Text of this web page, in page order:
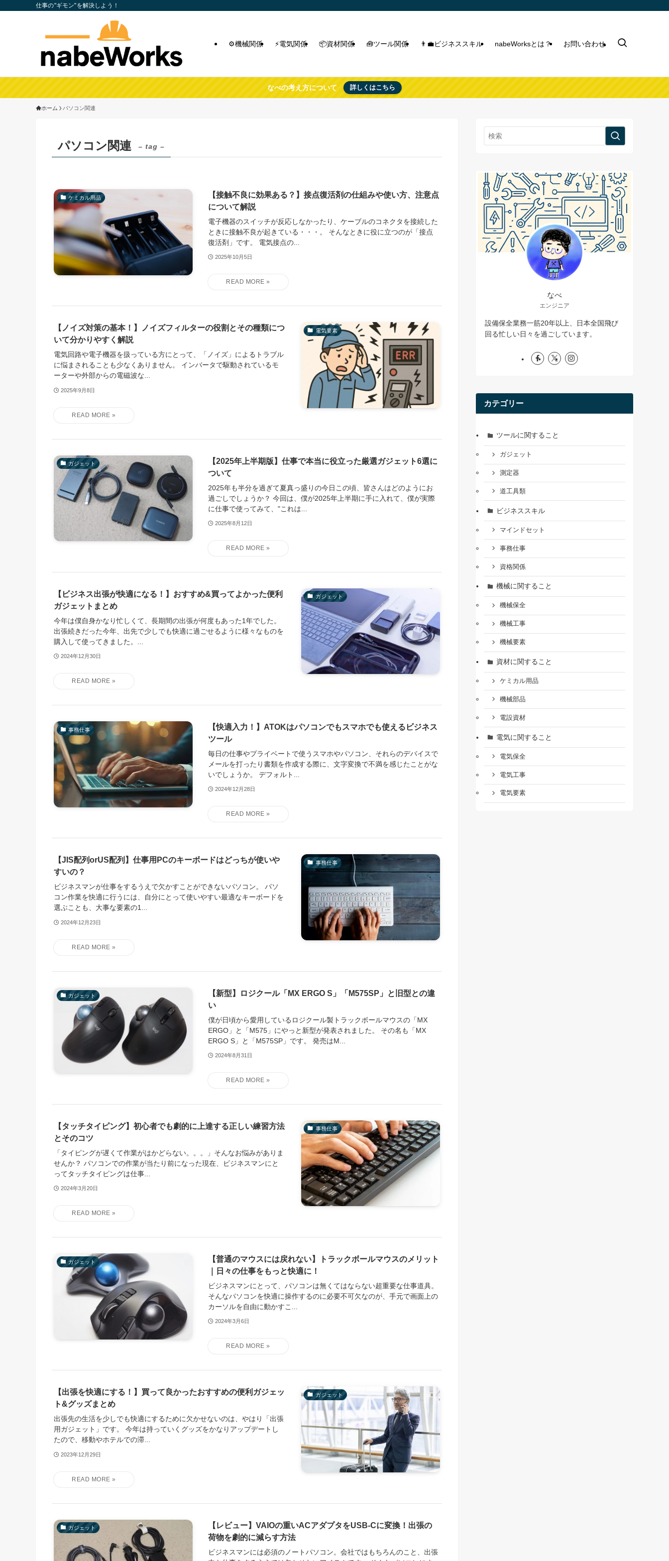
仕事の"ギモン"を解決しよう！
⚙️機械関係 ⚡電気関係 📦資材関係 🧰ツール関係 👨‍💼ビジネススキル nabeWorksとは？ お問い合わせ
なべの考え方について 詳しくはこちら
ホーム パソコン関連
パソコン関連 – tag –
ケミカル用品
【接触不良に効果ある？】接点復活剤の仕組みや使い方、注意点
について解説
電子機器のスイッチが反応しなかったり、ケーブルのコネクタを接続した
ときに接触不良が起きている・・・。 そんなときに役に立つのが「接点
復活剤」です。 電気接点の...
2025年10月5日
電気要素
【ノイズ対策の基本！】ノイズフィルターの役割とその種類につ
いて分かりやすく解説
電気回路や電子機器を扱っている方にとって、「ノイズ」によるトラブル
に悩まされることも少なくありません。 インバータで駆動されているモ
ーターや外部からの電磁波な...
2025年9月8日
ガジェット
【2025年上半期版】仕事で本当に役立った厳選ガジェット6選に
ついて
2025年も半分を過ぎて夏真っ盛りの今日この頃、皆さんはどのようにお
過ごしでしょうか？ 今回は、僕が2025年上半期に手に入れて、僕が実際
に仕事で使ってみて、"これは...
2025年8月12日
ガジェット
【ビジネス出張が快適になる！】おすすめ&買ってよかった便利
ガジェットまとめ
今年は僕自身かなり忙しくて、長期間の出張が何度もあった1年でした。
出張続きだった今年、出先で少しでも快適に過ごせるように様々なものを
購入して使ってきました。...
2024年12月30日
事務仕事
【快適入力！】ATOKはパソコンでもスマホでも使えるビジネス
ツール
毎日の仕事やプライベートで使うスマホやパソコン、それらのデバイスで
メールを打ったり書類を作成する際に、文字変換で不満を感じたことがな
いでしょうか。 デフォルト...
2024年12月28日
事務仕事
【JIS配列orUS配列】仕事用PCのキーボードはどっちが使いや
すいの？
ビジネスマンが仕事をするうえで欠かすことができないパソコン。 パソ
コン作業を快適に行うには、自分にとって使いやすい最適なキーボードを
選ぶことも、大事な要素の1...
2024年12月23日
ガジェット
【新型】ロジクール「MX ERGO S」「M575SP」と旧型との違
い
僕が日頃から愛用しているロジクール製トラックボールマウスの「MX
ERGO」と「M575」にやっと新型が発表されました。 その名も「MX
ERGO S」と「M575SP」です。 発売はM...
2024年8月31日
事務仕事
【タッチタイピング】初心者でも劇的に上達する正しい練習方法
とそのコツ
「タイピングが遅くて作業がはかどらない。。。」そんなお悩みがありま
せんか？ パソコンでの作業が当たり前になった現在、ビジネスマンにと
ってタッチタイピングは仕事...
2024年3月20日
ガジェット
【普通のマウスには戻れない】トラックボールマウスのメリット
｜日々の仕事をもっと快適に！
ビジネスマンにとって、パソコンは無くてはならない超重要な仕事道具。
そんなパソコンを快適に操作するのに必要不可欠なのが、手元で画面上の
カーソルを自由に動かすこ...
2024年3月6日
ガジェット
【出張を快適にする！】買って良かったおすすめの便利ガジェッ
ト&グッズまとめ
出張先の生活を少しでも快適にするために欠かせないのは、やはり「出張
用ガジェット」です。 今年は持っていくグッズをかなりアップデートし
たので、移動やホテルでの滞...
2023年12月29日
ガジェット
【レビュー】VAIOの重いACアダプタをUSB-Cに変換！出張の
荷物を劇的に減らす方法
ビジネスマンには必須のノートパソコン。会社ではもちろんのこと、出張
なべ
エンジニア
設備保全業務一筋20年以上、日本全国飛び
回る忙しい日々を過ごしています。
カテゴリー
ツールに関すること
ガジェット
測定器
道工具類
ビジネススキル
マインドセット
事務仕事
資格関係
機械に関すること
機械保全
機械工事
機械要素
資材に関すること
ケミカル用品
機械部品
電設資材
電気に関すること
電気保全
電気工事
電気要素